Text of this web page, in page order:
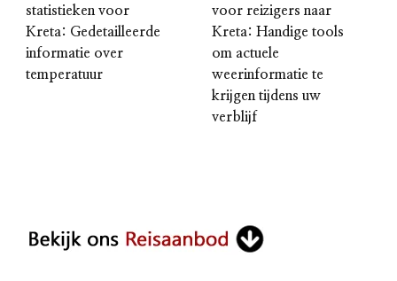
statistieken voor
Kreta: Gedetailleerde
informatie over
temperatuur
voor reizigers naar
Kreta: Handige tools
om actuele
weerinformatie te
krijgen tijdens uw
verblijf